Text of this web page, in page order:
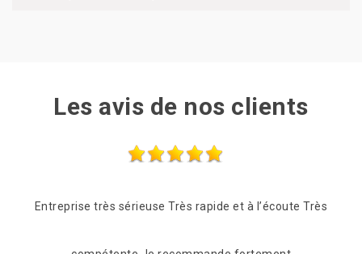
Les avis de nos clients
Les frères Zigler on était très réactif, passage le